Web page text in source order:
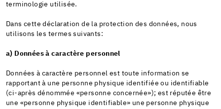
terminologie utilisée.
Dans cette déclaration de la protection des données, nous
utilisons les termes suivants:
a) Données à caractère personnel
Données à caractère personnel est toute information se
rapportant à une personne physique identifiée ou identifiable
(ci-après dénommée «personne concernée»); est réputée être
une «personne physique identifiable» une personne physique